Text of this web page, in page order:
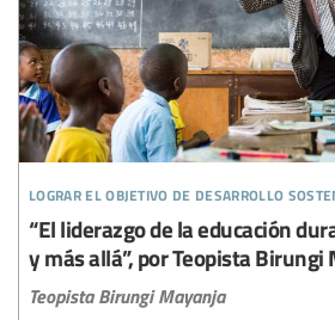
lograr el objetivo de desarrollo
“El liderazgo de la educación
y más allá”, por Teopista Birungi
Teopista Birungi Mayanja